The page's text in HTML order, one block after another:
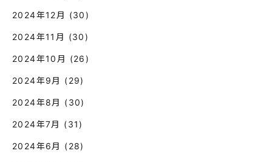
2024年12月 (30)
2024年11月 (30)
2024年10月 (26)
2024年9月 (29)
2024年8月 (30)
2024年7月 (31)
2024年6月 (28)